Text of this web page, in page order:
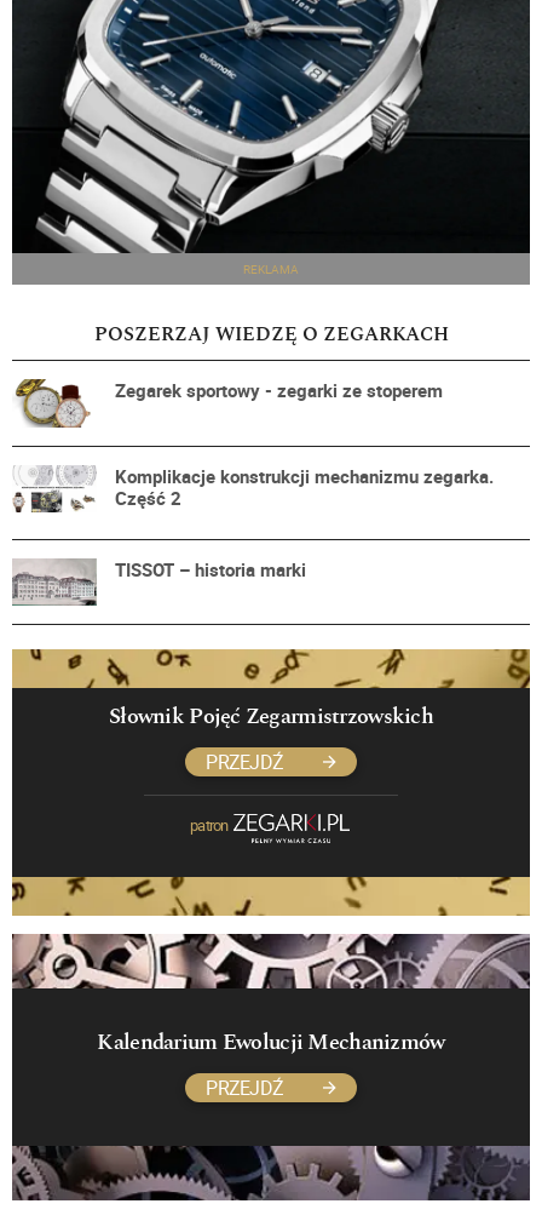
REKLAMA
POSZERZAJ WIEDZĘ O ZEGARKACH
Zegarek sportowy - zegarki ze stoperem
Komplikacje konstrukcji mechanizmu zegarka.
Część 2
TISSOT – historia marki
Słownik Pojęć Zegarmistrzowskich
PRZEJDŹ
patron
Kalendarium Ewolucji Mechanizmów
PRZEJDŹ